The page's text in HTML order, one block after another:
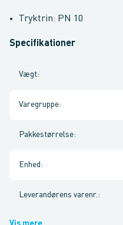
Tryktrin: PN 10
Specifikationer
Vægt:
Varegruppe:
Pakkestørrelse:
Enhed :
Leverandørens varenr. :